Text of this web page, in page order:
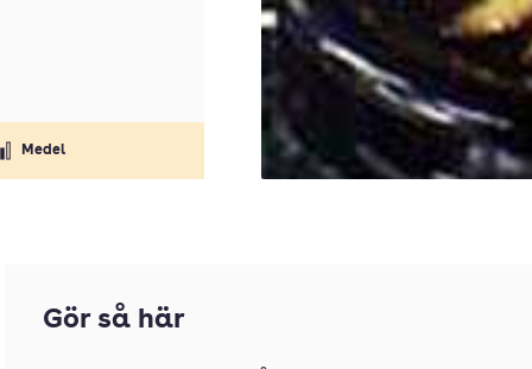
Medel
Gör så här